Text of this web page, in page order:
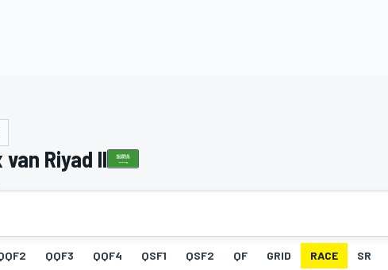
Riyad II
QQF3 QQF4 QSF1 QSF2 QF GRID RACE SR